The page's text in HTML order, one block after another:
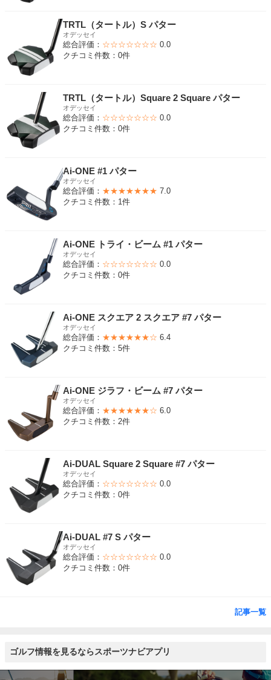
TRTL（タートル）S パター
オデッセイ
総合評価： ☆☆☆☆☆☆☆ 0.0
クチコミ件数：0件
TRTL（タートル）Square 2 Square パター
オデッセイ
総合評価： ☆☆☆☆☆☆☆ 0.0
クチコミ件数：0件
Ai-ONE #1 パター
オデッセイ
総合評価： ★★★★★★★ 7.0
クチコミ件数：1件
Ai-ONE トライ・ビーム #1 パター
オデッセイ
総合評価： ☆☆☆☆☆☆☆ 0.0
クチコミ件数：0件
Ai-ONE スクエア 2 スクエア #7 パター
オデッセイ
総合評価： ★★★★★★☆ 6.4
クチコミ件数：5件
Ai-ONE ジラフ・ビーム #7 パター
オデッセイ
総合評価： ★★★★★★☆ 6.0
クチコミ件数：2件
Ai-DUAL Square 2 Square #7 パター
オデッセイ
総合評価： ☆☆☆☆☆☆☆ 0.0
クチコミ件数：0件
Ai-DUAL #7 S パター
オデッセイ
総合評価： ☆☆☆☆☆☆☆ 0.0
クチコミ件数：0件
記事一覧
ゴルフ情報を見るならスポーツナビアプリ